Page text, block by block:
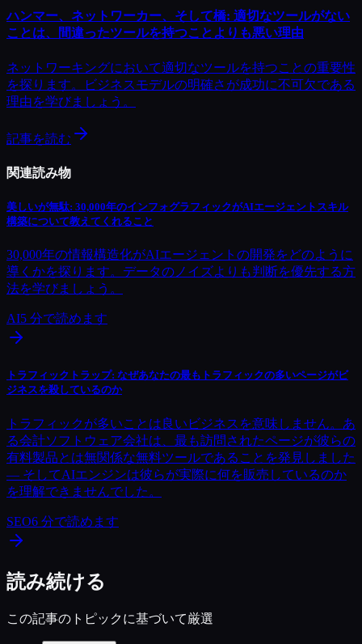
ハンマー、ネットワーカー、そして橋: 適切なツールがない
ことは、間違ったツールを持つことよりも悪い理由
ネットワーキングにおいて適切なツールを持つことの重要性
を探ります。ビジネスモデルの明確さが成功に不可欠である
理由を学びましょう。
記事を読む
関連読み物
美しいが無駄: 30,000年のインフォグラフィックがAIエージェントスキル
構築について教えてくれること
30,000年の情報構造化がAIエージェントの開発をどのように
導くかを探ります。データのノイズよりも判断を優先する方
法を学びましょう。
AI5 分で読めます
トラフィックトラップ: なぜあなたの最もトラフィックの多いページがビ
ジネスを殺しているのか
トラフィックが多いことは良いビジネスを意味しません。あ
る会計ソフトウェア会社は、最も訪問されたページが彼らの
有料製品とは無関係な無料ツールであることを発見しました
— そしてAIエンジンは彼らが実際に何を販売しているのか
を理解できませんでした。
SEO6 分で読めます
読み続ける
この記事のトピックに基づいて厳選